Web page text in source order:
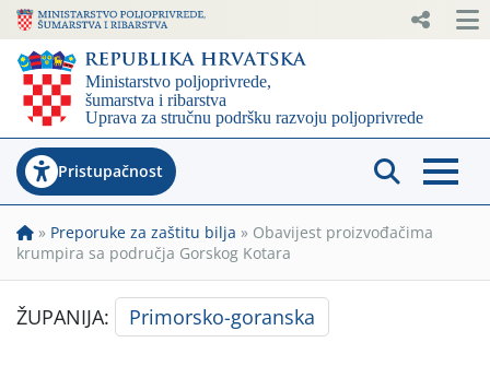
Pristupačnost
» Preporuke za zaštitu bilja » Obavijest proizvođačima
krumpira sa područja Gorskog Kotara
ŽUPANIJA: Primorsko-goranska